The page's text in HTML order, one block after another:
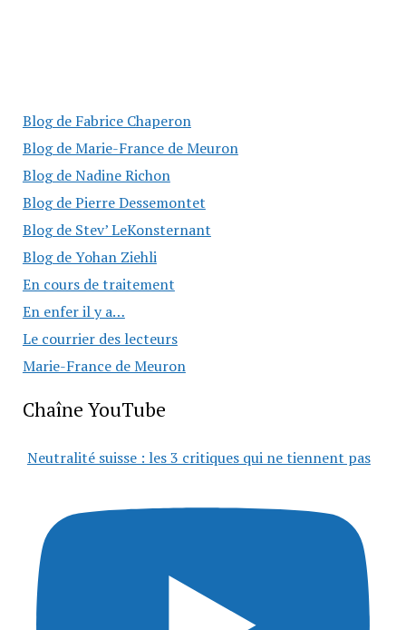
Blog de Fabrice Chaperon
Blog de Marie-France de Meuron
Blog de Nadine Richon
Blog de Pierre Dessemontet
Blog de Stev’ LeKonsternant
Blog de Yohan Ziehli
En cours de traitement
En enfer il y a…
Le courrier des lecteurs
Marie-France de Meuron
Chaîne YouTube
Neutralité suisse : les 3 critiques qui ne tiennent pas